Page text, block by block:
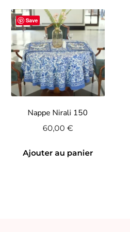
Save
Nappe Nirali 150
60,00 €
Ajouter au panier